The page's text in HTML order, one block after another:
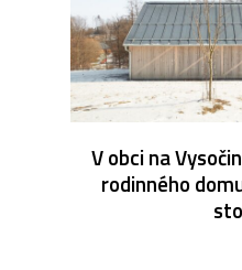
V obci na
rodinného